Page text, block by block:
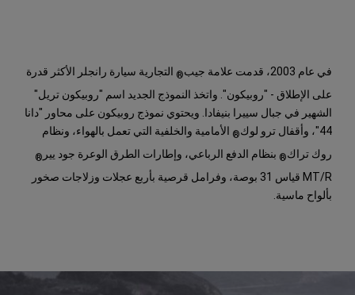
في عام 2003، قدمت علامة جيب ® التجارية سيارة رانجلر الأكثر قدرة
على الإطلاق - "روبيكون". واتخذ النموذج الجديد اسم "روبيكون تريل"
الشهير في جبال سييرا بنيفادا. ويحتوي نموذج روبيكون على محاور "دانا
44"، وأقفال ترو لوك
® الأمامية والخلفية التي تعمل بالهواء، ونظام
روك تراك® بنظام الدفع الرباعي، وإطارات الطرق الوعرة جود يير ®
MT/R قياس 31 بوصة، وفرامل قرصية بأربع عجلات وزلاجات صخور
بألواح ماسية.